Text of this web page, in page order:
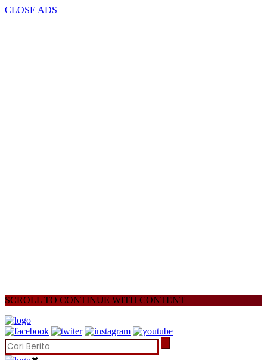
CLOSE ADS
SCROLL TO CONTINUE WITH CONTENT